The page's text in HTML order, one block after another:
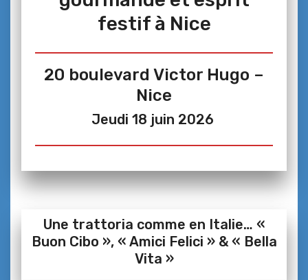
festif à Nice
20 boulevard Victor Hugo –
Nice
Jeudi 18 juin 2026
Une trattoria comme en Italie… «
Buon Cibo », « Amici Felici » & « Bella
Vita »